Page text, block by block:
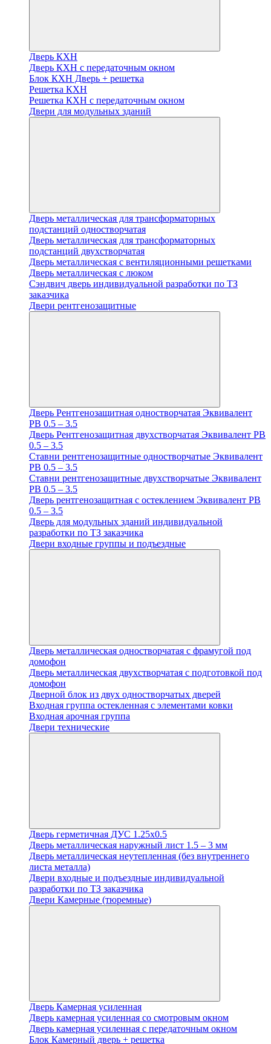
Дверь КХН
Дверь КХН с передаточным окном
Блок КХН Дверь + решетка
Решетка КХН
Решетка КХН с передаточным окном
Двери для модульных зданий
Дверь металлическая для трансформаторных
подстанций одностворчатая
Дверь металлическая для трансформаторных
подстанций двухстворчатая
Дверь металлическая с вентиляционными решетками
Дверь металлическая с люком
Cэндвич дверь индивидуальной разработки по ТЗ
заказчика
Двери рентгенозащитные
Дверь Рентгенозащитная одностворчатая Эквивалент
PB 0.5 – 3.5
Дверь Рентгенозащитная двухстворчатая Эквивалент PB
0.5 – 3.5
Ставни рентгенозащитные одностворчатые Эквивалент
PB 0.5 – 3.5
Ставни рентгенозащитные двухстворчатые Эквивалент
PB 0.5 – 3.5
Дверь рентгенозащитная с остеклением Эквивалент PB
0.5 – 3.5
Дверь для модульных зданий индивидуальной
разработки по ТЗ заказчика
Двери входные группы и подъездные
Дверь металлическая одностворчатая с фрамугой под
домофон
Дверь металлическая двухстворчатая с подготовкой под
домофон
Дверной блок из двух одностворчатых дверей
Входная группа остекленная с элементами ковки
Входная арочная группа
Двери технические
Дверь герметичная ДУС 1.25х0.5
Дверь металлическая наружный лист 1.5 – 3 мм
Дверь металлическая неутепленная (без внутреннего
листа металла)
Двери входные и подъездные индивидуальной
разработки по ТЗ заказчика
Двери Камерные (тюремные)
Дверь Камерная усиленная
Дверь камерная усиленная со смотровым окном
Дверь камерная усиленная с передаточным окном
Блок Камерный дверь + решетка